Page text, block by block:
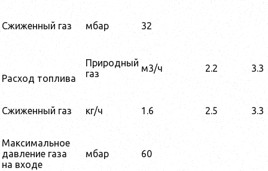
Сжиженный газ мбар 32
Расход топлива
Природный
газ
м3/ч 2.2 3.3
Сжиженный газ кг/ч 1.6 2.5 3.3
Максимальное
давление газа
на входе
мбар 60